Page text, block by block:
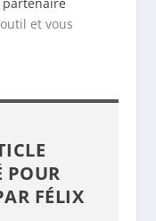
et vous
POUR
FÉLIX